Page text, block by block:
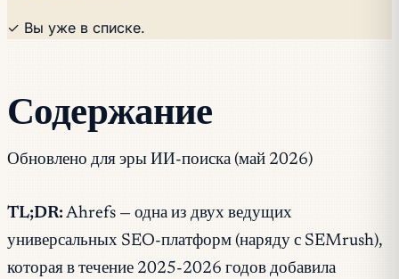
✓ Вы уже в списке.
Содержание
Обновлено для эры ИИ-поиска (май 2026)
TL;DR: Ahrefs — одна из двух ведущих
универсальных SEO-платформ (наряду с SEMrush),
которая в течение 2025-2026 годов добавила